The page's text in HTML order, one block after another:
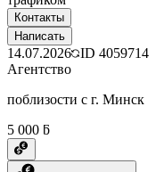
Контакты
Написать
14.07.2026 ID 4059714
Агентство
поблизости с г. Минск
5 000 ƃ